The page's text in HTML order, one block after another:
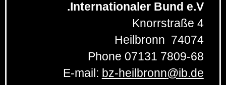
Internationaler Bund e.V.
Knorrstraße 4
74074
Heilbronn
Phone 07131 7809-68
E-mail: bz-heilbronn@ib.de